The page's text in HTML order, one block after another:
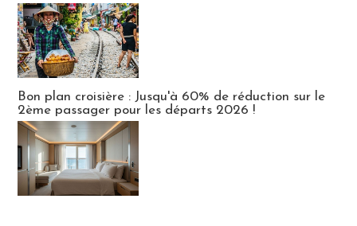
Bon plan croisière : Jusqu'à 60% de réduction sur le
2ème passager pour les départs 2026 !